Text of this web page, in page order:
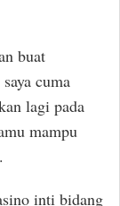
buat
cuma
lagi pada
mampu
inti bidang